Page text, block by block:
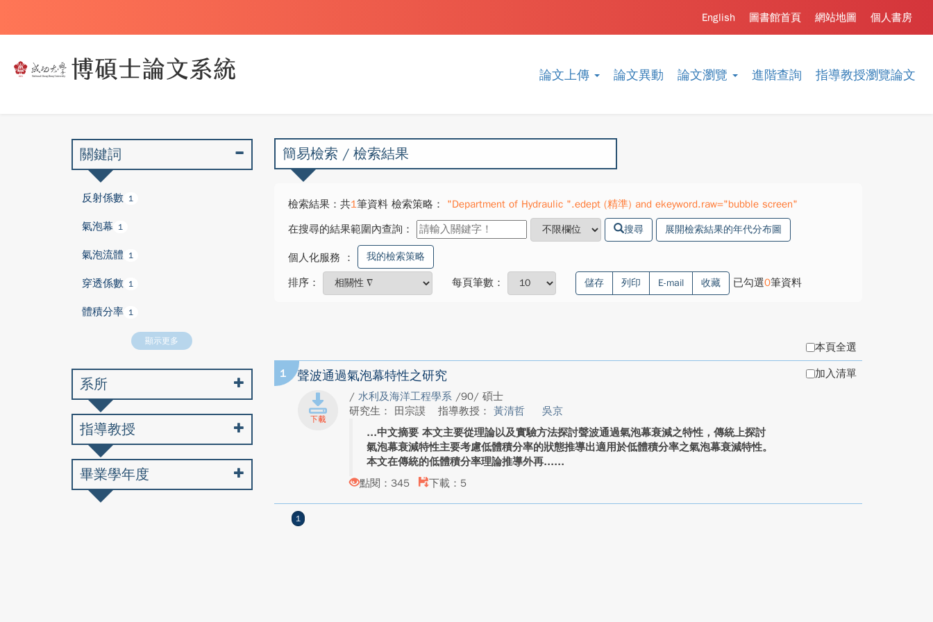
論文上傳 論文異動 論文瀏覽 進階查詢 指導教授瀏覽論文
個人書房
網站地圖
圖書館首頁
English
簡易檢索 / 檢索結果
檢索結果：共1筆資料 檢索策略：
"Department of Hydraulic ".edept (精準) and ekeyword.raw="bubble screen"
在搜尋的結果範圍內查詢：
搜尋 展開檢索結果的年代分布圖
個人化服務 ： 我的檢索策略
排序： 每頁筆數： 儲存 列印 E-mail 收藏 已勾選0筆資料
本頁全選
1 聲波通過氣泡幕特性之研究
/ 水利及海洋工程學系 /90/ 碩士
研究生： 田宗謨
指導教授： 黃清哲
吳京
中文摘要 本文主要從理論以及實驗方法探討聲波通過氣泡幕衰減之特性，傳統上探討
氣泡幕衰減特性主要考慮低體積分率的狀態推導出適用於低體積分率之氣泡幕衰減特性。
本文在傳統的低體積分率理論推導外再...
點閱：345
下載：5
加入清單
1
關鍵詞
反射係數 1
氣泡幕 1
氣泡流體 1
穿透係數 1
體積分率 1
顯示更多
系所
指導教授
畢業學年度